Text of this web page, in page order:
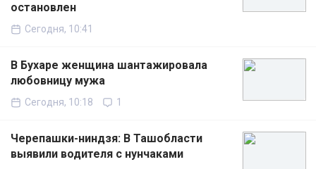
остановлен
Сегодня, 10:41
В Бухаре женщина шантажировала
любовницу мужа
Сегодня, 10:18 1
Черепашки-ниндзя: В Ташобласти
выявили водителя с нунчаками